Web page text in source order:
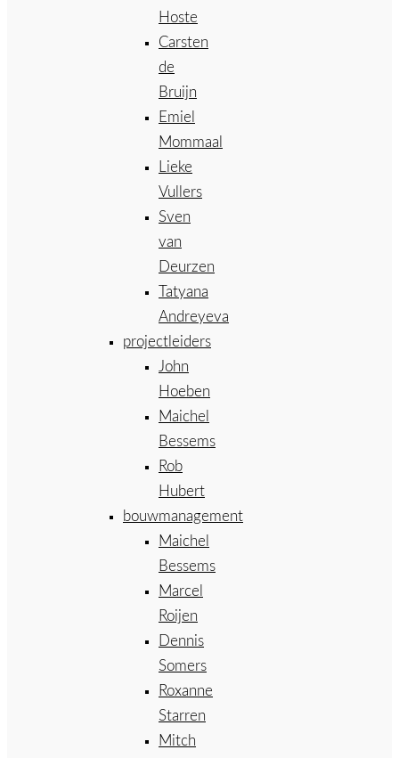
Hoste
Carsten
de
Bruijn
Emiel
Mommaal
Lieke
Vullers
Sven
van
Deurzen
Tatyana
Andreyeva
projectleiders
John
Hoeben
Maichel
Bessems
Rob
Hubert
bouwmanagement
Maichel
Bessems
Marcel
Roijen
Dennis
Somers
Roxanne
Starren
Mitch